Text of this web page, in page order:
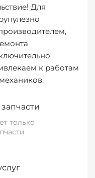
Для
к работам
только